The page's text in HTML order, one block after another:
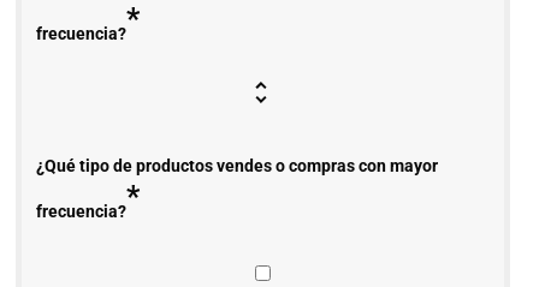
frecuencia?*
¿Qué tipo de productos vendes o compras con mayor
frecuencia?*